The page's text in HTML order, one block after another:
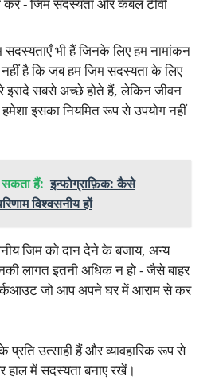
भी हैं जिनके लिए हम नामांकन
है कि जब हम जिम सदस्यता के लिए
इरादे सबसे अच्छे होते हैं, लेकिन जीवन
इसका नियमित रूप से उपयोग नहीं
हैं: इन्फोग्राफ़िक: कैसे
विश्वसनीय हों
जिम को दान देने के बजाय, अन्य
लागत इतनी अधिक न हो - जैसे बाहर
जो आप अपने घर में आराम से कर
उत्साही हैं और व्यावहारिक रूप से
हाल में सदस्यता बनाए रखें।